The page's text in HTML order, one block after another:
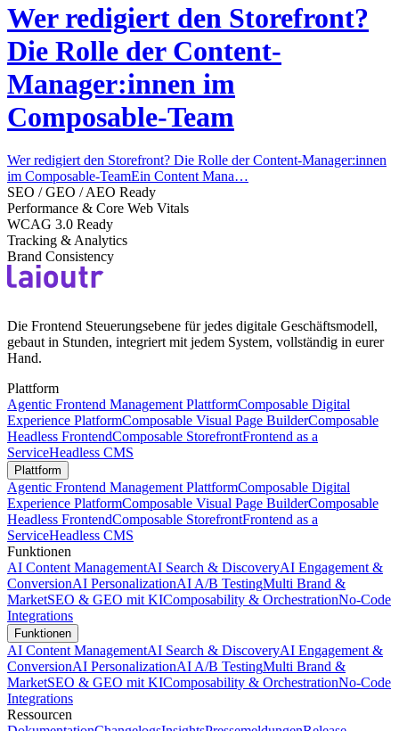
Wer redigiert den Storefront?
Die Rolle der Content-
Manager:innen im
Composable-Team
Wer redigiert den Storefront? Die Rolle der Content-Manager:innen
im Composable-TeamEin Content Mana…
SEO / GEO / AEO Ready
Performance & Core Web Vitals
WCAG 3.0 Ready
Tracking & Analytics
Brand Consistency
Die Frontend Steuerungsebene für jedes digitale Geschäftsmodell,
gebaut in Stunden, integriert mit jedem System, vollständig in eurer
Hand.
Plattform
Agentic Frontend Management PlattformComposable Digital
Experience PlatformComposable Visual Page BuilderComposable
Headless FrontendComposable StorefrontFrontend as a
ServiceHeadless CMS
Plattform
Agentic Frontend Management PlattformComposable Digital
Experience PlatformComposable Visual Page BuilderComposable
Headless FrontendComposable StorefrontFrontend as a
ServiceHeadless CMS
Funktionen
AI Content ManagementAI Search & DiscoveryAI Engagement &
ConversionAI PersonalizationAI A/B TestingMulti Brand &
MarketSEO & GEO mit KIComposability & OrchestrationNo-Code
Integrations
Funktionen
AI Content ManagementAI Search & DiscoveryAI Engagement &
ConversionAI PersonalizationAI A/B TestingMulti Brand &
MarketSEO & GEO mit KIComposability & OrchestrationNo-Code
Integrations
Ressourcen